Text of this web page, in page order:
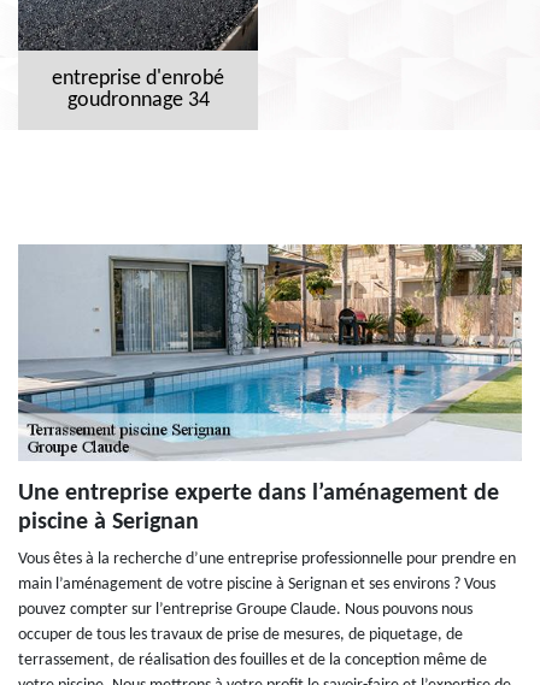
entreprise d'enrobé
goudronnage 34
Une entreprise experte dans l’aménagement de
piscine à Serignan
Vous êtes à la recherche d’une entreprise professionnelle pour prendre en
main l’aménagement de votre piscine à Serignan et ses environs ? Vous
pouvez compter sur l’entreprise Groupe Claude. Nous pouvons nous
occuper de tous les travaux de prise de mesures, de piquetage, de
terrassement, de réalisation des fouilles et de la conception même de